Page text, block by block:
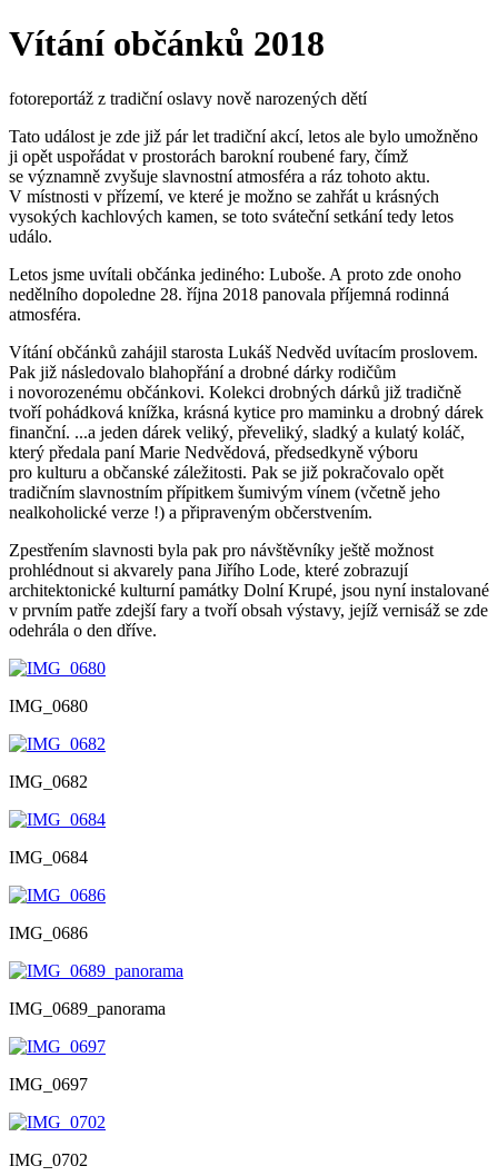
Vítání občánků 2018
fotoreportáž z tradiční oslavy nově narozených dětí
Tato událost je zde již pár let tradiční akcí, letos ale bylo umožněno
ji opět uspořádat v prostorách barokní roubené fary, čímž
se významně zvyšuje slavnostní atmosféra a ráz tohoto aktu.
V místnosti v přízemí, ve které je možno se zahřát u krásných
vysokých kachlových kamen, se toto sváteční setkání tedy letos
událo.
Letos jsme uvítali občánka jediného: Luboše. A proto zde onoho
nedělního dopoledne 28. října 2018 panovala příjemná rodinná
atmosféra.
Vítání občánků zahájil starosta Lukáš Nedvěd uvítacím proslovem.
Pak již následovalo blahopřání a drobné dárky rodičům
i novorozenému občánkovi. Kolekci drobných dárků již tradičně
tvoří pohádková knížka, krásná kytice pro maminku a drobný dárek
finanční. ...a jeden dárek veliký, převeliký, sladký a kulatý koláč,
který předala paní Marie Nedvědová, předsedkyně výboru
pro kulturu a občanské záležitosti. Pak se již pokračovalo opět
tradičním slavnostním přípitkem šumivým vínem (včetně jeho
nealkoholické verze !) a připraveným občerstvením.
Zpestřením slavnosti byla pak pro návštěvníky ještě možnost
prohlédnout si akvarely pana Jiřího Lode, které zobrazují
architektonické kulturní památky Dolní Krupé, jsou nyní instalované
v prvním patře zdejší fary a tvoří obsah výstavy, jejíž vernisáž se zde
odehrála o den dříve.
IMG_0680
IMG_0682
IMG_0684
IMG_0686
IMG_0689_panorama
IMG_0697
IMG_0702